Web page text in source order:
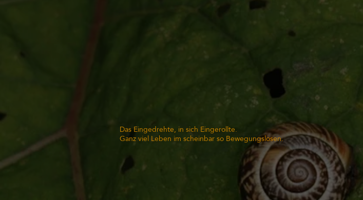
Das Eingedrehte, in sich Eingerollte.
Ganz viel Leben im scheinbar so Bewegungslosen.